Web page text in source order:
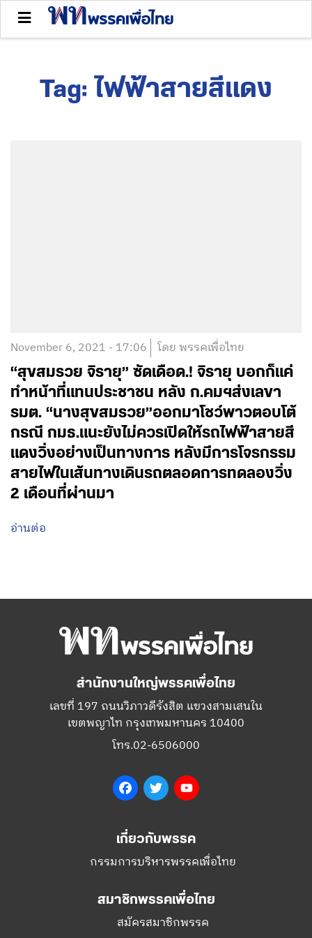
Tag: ไฟฟ้าสายสีแดง
November 6, 2021 - 17:06 โดย พรรคเพื่อไทย
“สุขสมรวย จิรายุ” ซัดเดือด.! จิรายุ บอกก็แค่
ทำหน้าที่แทนประชาชน หลัง ก.คมฯส่งเลขา
รมต. “นางสุขสมรวย”ออกมาโชว์พาวตอบโต้
กรณี กมธ.แนะยังไม่ควรเปิดให้รถไฟฟ้าสายสี
แดงวิ่งอย่างเป็นทางการ หลังมีการโจรกรรม
สายไฟในเส้นทางเดินรถตลอดการทดลองวิ่ง
2 เดือนที่ผ่านมา
อ่านต่อ
สำนักงานใหญ่พรรคเพื่อไทย
เลขที่ 197 ถนนวิภาวดีรังสิต แขวงสามเสนใน
เขตพญาไท กรุงเทพมหานคร 10400
โทร.02-6506000
FacebookTwitter
เกี่ยวกับพรรค
กรรมการบริหารพรรคเพื่อไทย
สมาชิกพรรคเพื่อไทย
สมัครสมาชิกพรรค